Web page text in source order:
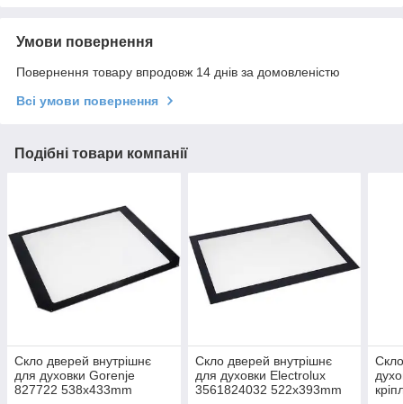
Умови повернення
Повернення товару впродовж 14 днів за домовленістю
Всі умови повернення
Подібні товари компанії
Скло дверей внутрішнє
для духовки Gorenje
827722 538x433mm
Скло дверей внутрішнє
для духовки Electrolux
3561824032 522x393mm